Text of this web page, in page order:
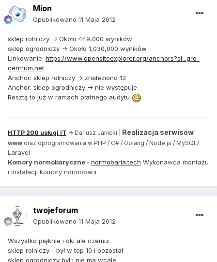
Mion
Opublikowano 11 Maja 2012
sklep rolniczy -> Około 449,000 wyników
sklep ogrodniczy -> Około 1,030,000 wyników
Linkowanie: https://www.opensiteexplorer.org/anchors?si...gro-
centrum.net
Anchor: sklep rolniczy -> znaleziono 13
Anchor: sklep ogrodniczy -> nie występuje
Resztą to już w ramach płatnego audytu
HTTP 200 usługi IT -> Dariusz Janicki | Realizacja serwisów
www oraz oprogramowania w PHP / C# / Golang / Node.js / MySQL/
Laravel
Komory normobaryczne - normobaria.tech Wykonawca montażu
i instalacji komory normobarii
twojeforum
Opublikowano 11 Maja 2012
Wszystko pięknie i oki ale czemu:
sklep rolniczy - był w top 10 i pozostał
sklep ogrodniczy był i nie ma wcale